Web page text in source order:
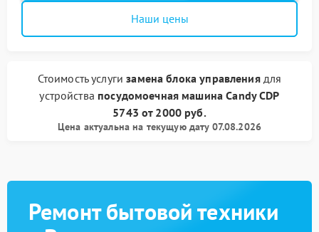
Наши цены
Стоимость услугизамена блока управлениядля
устройства посудомоечная машина CandyCDP
5743 от 2000 руб.
Цена актуальна на текущую дату 07.08.2026
Ремонт бытовой техники